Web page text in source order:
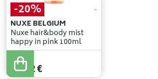
-20%
NUXE BELGIUM
Nuxe hair&body mist
happy in pink 100ml
29,90 €
23,92€